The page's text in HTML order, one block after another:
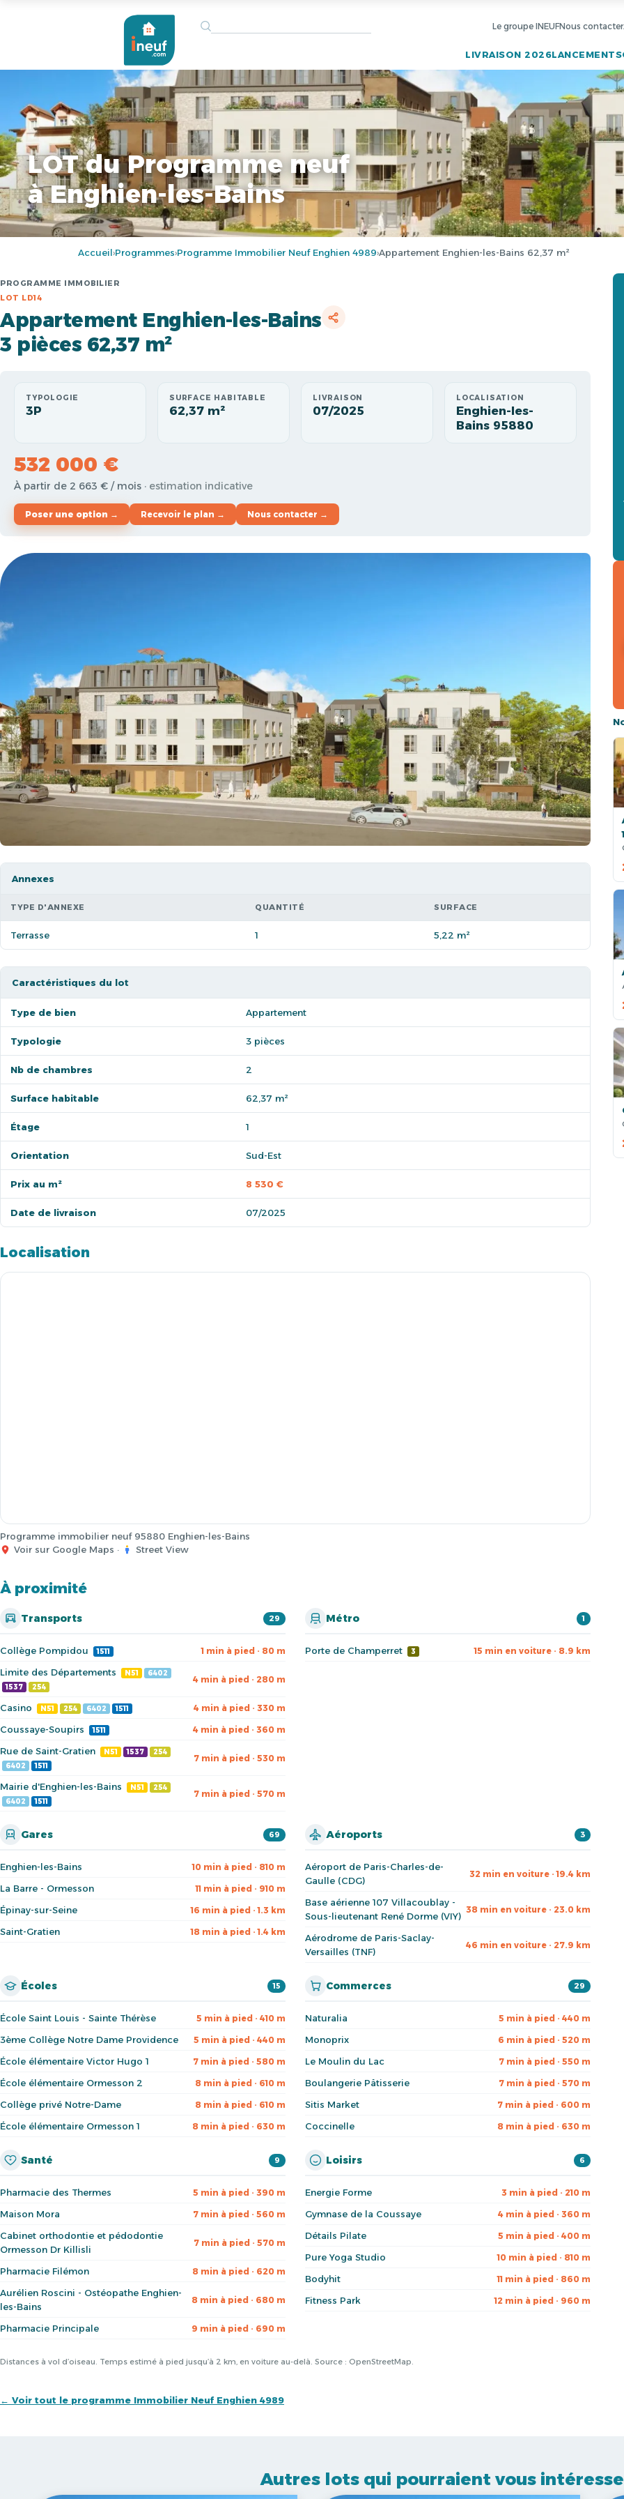
Le groupe INEUFNous contacter
LIVRAISON 2026LANCEMENTS
LOT du Programme neuf
à Enghien-les-Bains
Accueil›Programmes›Programme Immobilier Neuf Enghien 4989›Appartement Enghien-les-Bains 62,37 m²
PROGRAMME IMMOBILIER
LOT LD14
Appartement Enghien-les-Bains
3 pièces 62,37 m²
TYPOLOGIE
3P
SURFACE HABITABLE
62,37 m²
LIVRAISON
07/2025
LOCALISATION
Enghien-les-
Bains 95880
532 000 €
À partir de 2 663 € / mois · estimation indicative
Poser une option → Recevoir le plan → Nous contacter →
Annexes
TYPE D'ANNEXE QUANTITÉ SURFACE
Terrasse 1 5,22 m²
Caractéristiques du lot
Type de bien Appartement
Typologie 3 pièces
Nb de chambres 2
Surface habitable 62,37 m²
Étage 1
Orientation Sud-Est
Prix au m² 8 530 €
Date de livraison 07/2025
Localisation
Programme immobilier neuf 95880 Enghien-les-Bains
Voir sur Google Maps · Street View
À proximité
Transports 29
Collège Pompidou 1511 1 min à pied · 80 m
Limite des Départements N51
6402
1537
254
4 min à pied · 280 m
Casino N51 254 6402 1511 4 min à pied · 330 m
Coussaye-Soupirs 1511 4 min à pied · 360 m
Rue de Saint-Gratien N51 1537
254
6402
1511
7 min à pied · 530 m
Mairie d'Enghien-les-Bains N51
254
6402
1511
7 min à pied · 570 m
Métro 1
Porte de Champerret 3 15 min en voiture · 8.9 km
Gares 69
Enghien-les-Bains 10 min à pied · 810 m
La Barre - Ormesson 11 min à pied · 910 m
Épinay-sur-Seine 16 min à pied · 1.3 km
Saint-Gratien 18 min à pied · 1.4 km
Aéroports 3
Aéroport de Paris-Charles-de-
Gaulle (CDG)
32 min en voiture · 19.4 km
Base aérienne 107 Villacoublay -
Sous-lieutenant René Dorme (VIY)
38 min en voiture · 23.0 km
Aérodrome de Paris-Saclay-
Versailles (TNF)
46 min en voiture · 27.9 km
Écoles 15
École Saint Louis - Sainte Thérèse 5 min à pied · 410 m
3ème Collège Notre Dame Providence 5 min à pied · 440 m
École élémentaire Victor Hugo 1 7 min à pied · 580 m
École élémentaire Ormesson 2 8 min à pied · 610 m
Collège privé Notre-Dame 8 min à pied · 610 m
École élémentaire Ormesson 1 8 min à pied · 630 m
Commerces 29
Naturalia 5 min à pied · 440 m
Monoprix 6 min à pied · 520 m
Le Moulin du Lac 7 min à pied · 550 m
Boulangerie Pâtisserie 7 min à pied · 570 m
Sitis Market 7 min à pied · 600 m
Coccinelle 8 min à pied · 630 m
Santé 9
Pharmacie des Thermes 5 min à pied · 390 m
Maison Mora 7 min à pied · 560 m
Cabinet orthodontie et pédodontie
Ormesson Dr Killisli
7 min à pied · 570 m
Pharmacie Filémon 8 min à pied · 620 m
Aurélien Roscini - Ostéopathe Enghien-
les-Bains
8 min à pied · 680 m
Pharmacie Principale 9 min à pied · 690 m
Loisirs 6
Energie Forme 3 min à pied · 210 m
Gymnase de la Coussaye 4 min à pied · 360 m
Détails Pilate 5 min à pied · 400 m
Pure Yoga Studio 10 min à pied · 810 m
Bodyhit 11 min à pied · 860 m
Fitness Park 12 min à pied · 960 m
Distances à vol d’oiseau. Temps estimé à pied jusqu’à 2 km, en voiture au-delà. Source : OpenStreetMap.
← Voir tout le programme Immobilier Neuf Enghien 4989
Autres lots qui pourraient vous